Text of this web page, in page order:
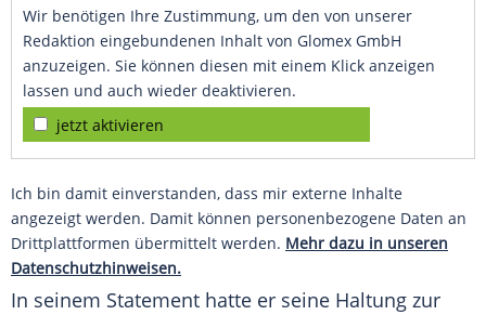
Wir benötigen Ihre Zustimmung, um den von unserer
Redaktion eingebundenen Inhalt von Glomex GmbH
anzuzeigen. Sie können diesen mit einem Klick anzeigen
lassen und auch wieder deaktivieren.
jetzt aktivieren
Ich bin damit einverstanden, dass mir externe Inhalte
angezeigt werden. Damit können personenbezogene Daten an
Drittplattformen übermittelt werden. Mehr dazu in unseren
Datenschutzhinweisen.
In seinem Statement hatte er seine Haltung zur